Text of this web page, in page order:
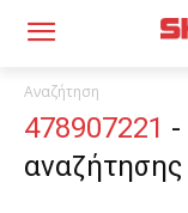
Αναζήτηση
478907221 -
αναζήτησης